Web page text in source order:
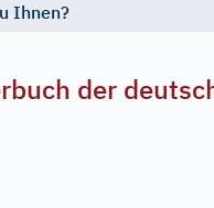
Ihnen?
der